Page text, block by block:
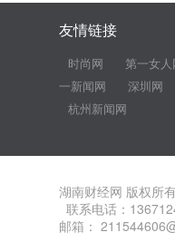
友情链接
时尚网 第一女人
一新闻网
深圳网
杭州新闻网
湖南财经网 版权所有
联系电话：
邮箱：